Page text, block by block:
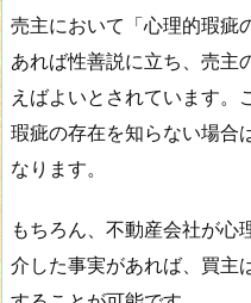
売主において「心理的瑕疵
あれば性善説に立ち、売主
えばよいとされています。
瑕疵の存在を知らない場合
なります。
もちろん、不動産会社が心
介した事実があれば、買主